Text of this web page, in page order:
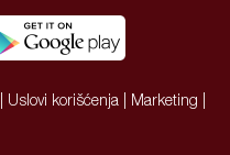
Uslovi korišćenja Marketing